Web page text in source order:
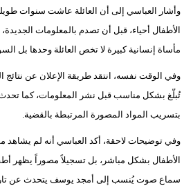
وأشار العباسي إلى أن العائلة عاشت سنوات
الأطفال أحياء، قبل أن تصدم بالمعلومات
مأساة إنسانية كبيرة لا تخص العائلة وحدها بل
وفي الوقت نفسه، انتقد طريقة الإعلان عن نتائج
تُبلّغ بشكل مناسب قبل نشر المعلومات، كما
بتسريب المواد المصورة المرتبطة بالقضية.
وفي توضيحات لاحقة، أكد العباسي أنه لم يشاهد
الأطفال بشكل مباشر، بل تسجيلاً مصوراً يظهر